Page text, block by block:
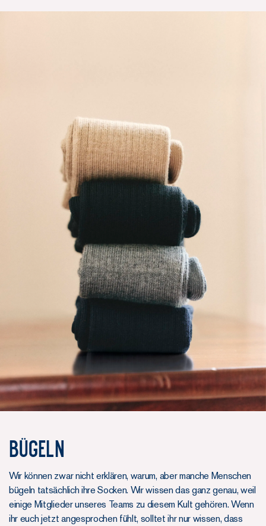
Bügeln
Wir können zwar nicht erklären, warum, aber manche Menschen
bügeln tatsächlich ihre Socken. Wir wissen das ganz genau, weil
einige Mitglieder unseres Teams zu diesem Kult gehören. Wenn
ihr euch jetzt angesprochen fühlt, solltet ihr nur wissen, dass